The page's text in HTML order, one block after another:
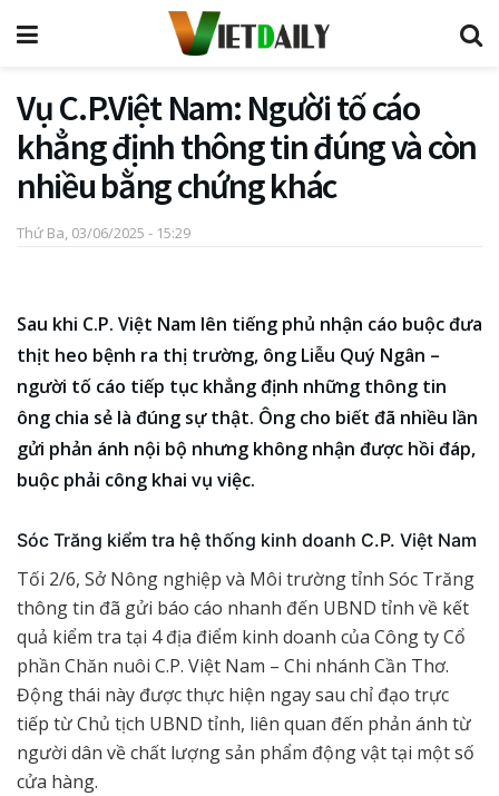
Vụ C.P.Việt Nam: Người tố cáo
khẳng định thông tin đúng và còn
nhiều bằng chứng khác
Thứ Ba, 03/06/2025 - 15:29
Sau khi C.P. Việt Nam lên tiếng phủ nhận cáo buộc đưa
thịt heo bệnh ra thị trường, ông Liễu Quý Ngân –
người tố cáo tiếp tục khẳng định những thông tin
ông chia sẻ là đúng sự thật. Ông cho biết đã nhiều lần
gửi phản ánh nội bộ nhưng không nhận được hồi đáp,
buộc phải công khai vụ việc.
Sóc Trăng kiểm tra hệ thống kinh doanh C.P. Việt Nam
Tối 2/6, Sở Nông nghiệp và Môi trường tỉnh Sóc Trăng
thông tin đã gửi báo cáo nhanh đến UBND tỉnh về kết
quả kiểm tra tại 4 địa điểm kinh doanh của Công ty Cổ
phần Chăn nuôi C.P. Việt Nam – Chi nhánh Cần Thơ.
Động thái này được thực hiện ngay sau chỉ đạo trực
tiếp từ Chủ tịch UBND tỉnh, liên quan đến phản ánh từ
người dân về chất lượng sản phẩm động vật tại một số
cửa hàng.